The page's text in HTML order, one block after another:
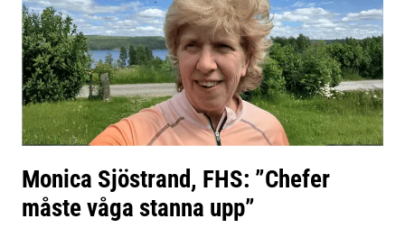
Monica Sjöstrand, FHS: ”Chefer
måste våga stanna upp”